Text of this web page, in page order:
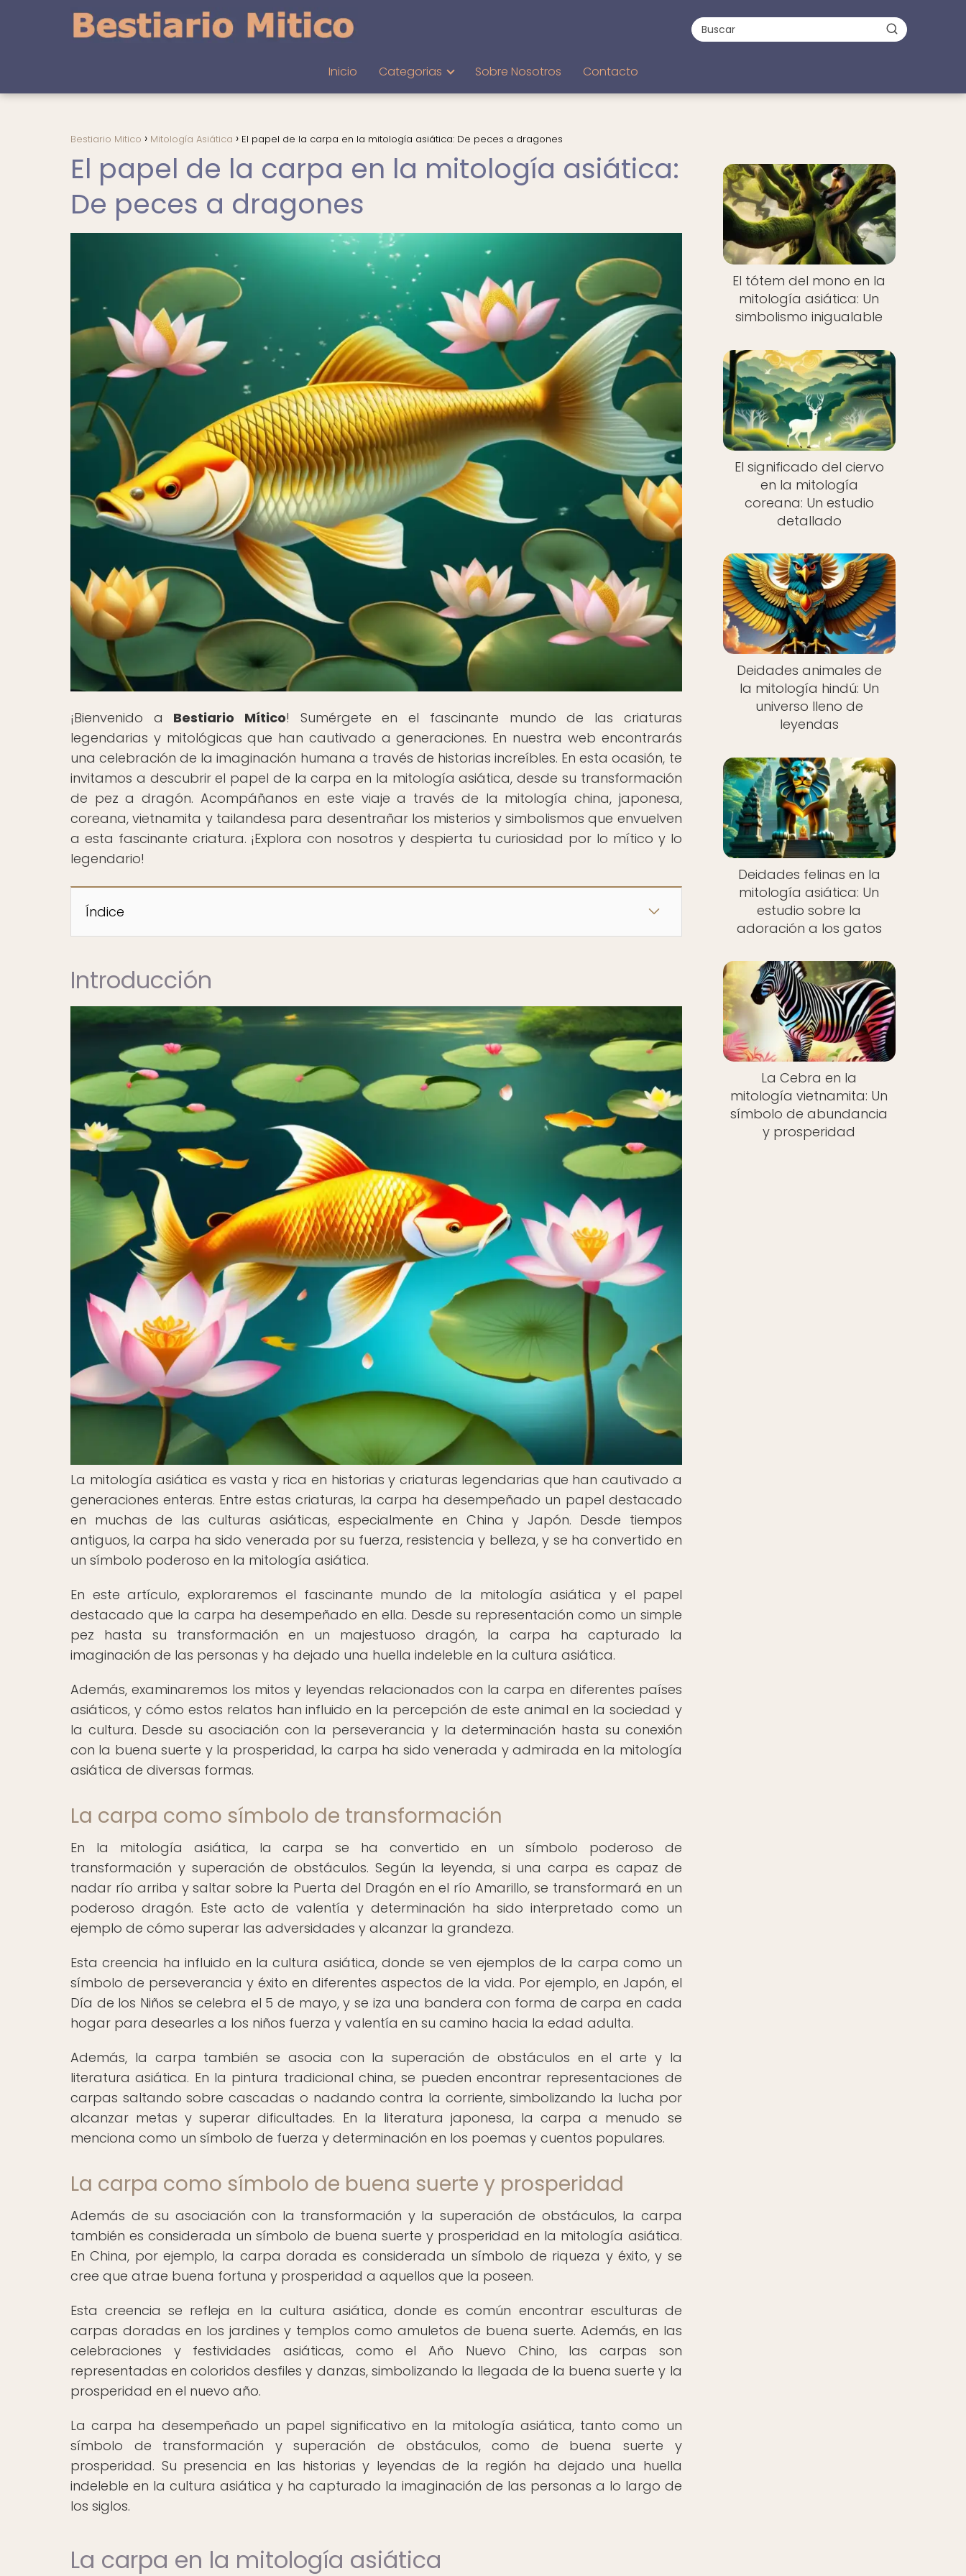
Inicio Categorias Sobre Nosotros Contacto
Bestiario Mitico Mitología Asiática El papel de la carpa en la mitología asiática: De peces a dragones
El papel de la carpa en la mitología asiática:
De peces a dragones
¡Bienvenido a Bestiario Mítico! Sumérgete en el fascinante mundo de las criaturas
legendarias y mitológicas que han cautivado a generaciones. En nuestra web encontrarás
una celebración de la imaginación humana a través de historias increíbles. En esta ocasión, te
invitamos a descubrir el papel de la carpa en la mitología asiática, desde su transformación
de pez a dragón. Acompáñanos en este viaje a través de la mitología china, japonesa,
coreana, vietnamita y tailandesa para desentrañar los misterios y simbolismos que envuelven
a esta fascinante criatura. ¡Explora con nosotros y despierta tu curiosidad por lo mítico y lo
legendario!
Índice
Introducción
La mitología asiática es vasta y rica en historias y criaturas legendarias que han cautivado a
generaciones enteras. Entre estas criaturas, la carpa ha desempeñado un papel destacado
en muchas de las culturas asiáticas, especialmente en China y Japón. Desde tiempos
antiguos, la carpa ha sido venerada por su fuerza, resistencia y belleza, y se ha convertido en
un símbolo poderoso en la mitología asiática.
En este artículo, exploraremos el fascinante mundo de la mitología asiática y el papel
destacado que la carpa ha desempeñado en ella. Desde su representación como un simple
pez hasta su transformación en un majestuoso dragón, la carpa ha capturado la
imaginación de las personas y ha dejado una huella indeleble en la cultura asiática.
Además, examinaremos los mitos y leyendas relacionados con la carpa en diferentes países
asiáticos, y cómo estos relatos han influido en la percepción de este animal en la sociedad y
la cultura. Desde su asociación con la perseverancia y la determinación hasta su conexión
con la buena suerte y la prosperidad, la carpa ha sido venerada y admirada en la mitología
asiática de diversas formas.
La carpa como símbolo de transformación
En la mitología asiática, la carpa se ha convertido en un símbolo poderoso de
transformación y superación de obstáculos. Según la leyenda, si una carpa es capaz de
nadar río arriba y saltar sobre la Puerta del Dragón en el río Amarillo, se transformará en un
poderoso dragón. Este acto de valentía y determinación ha sido interpretado como un
ejemplo de cómo superar las adversidades y alcanzar la grandeza.
Esta creencia ha influido en la cultura asiática, donde se ven ejemplos de la carpa como un
símbolo de perseverancia y éxito en diferentes aspectos de la vida. Por ejemplo, en Japón, el
Día de los Niños se celebra el 5 de mayo, y se iza una bandera con forma de carpa en cada
hogar para desearles a los niños fuerza y valentía en su camino hacia la edad adulta.
Además, la carpa también se asocia con la superación de obstáculos en el arte y la
literatura asiática. En la pintura tradicional china, se pueden encontrar representaciones de
carpas saltando sobre cascadas o nadando contra la corriente, simbolizando la lucha por
alcanzar metas y superar dificultades. En la literatura japonesa, la carpa a menudo se
menciona como un símbolo de fuerza y determinación en los poemas y cuentos populares.
La carpa como símbolo de buena suerte y prosperidad
Además de su asociación con la transformación y la superación de obstáculos, la carpa
también es considerada un símbolo de buena suerte y prosperidad en la mitología asiática.
En China, por ejemplo, la carpa dorada es considerada un símbolo de riqueza y éxito, y se
cree que atrae buena fortuna y prosperidad a aquellos que la poseen.
Esta creencia se refleja en la cultura asiática, donde es común encontrar esculturas de
carpas doradas en los jardines y templos como amuletos de buena suerte. Además, en las
celebraciones y festividades asiáticas, como el Año Nuevo Chino, las carpas son
representadas en coloridos desfiles y danzas, simbolizando la llegada de la buena suerte y la
prosperidad en el nuevo año.
La carpa ha desempeñado un papel significativo en la mitología asiática, tanto como un
símbolo de transformación y superación de obstáculos, como de buena suerte y
prosperidad. Su presencia en las historias y leyendas de la región ha dejado una huella
indeleble en la cultura asiática y ha capturado la imaginación de las personas a lo largo de
los siglos.
La carpa en la mitología asiática
El tótem del mono en la
mitología asiática: Un
simbolismo inigualable
El significado del ciervo
en la mitología
coreana: Un estudio
detallado
Deidades animales de
la mitología hindú: Un
universo lleno de
leyendas
Deidades felinas en la
mitología asiática: Un
estudio sobre la
adoración a los gatos
La Cebra en la
mitología vietnamita: Un
símbolo de abundancia
y prosperidad